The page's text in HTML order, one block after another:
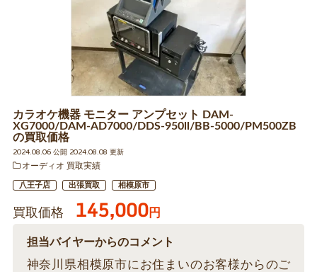
カラオケ機器 モニター アンプセット DAM-
XG7000/DAM-AD7000/DDS-950ll/BB-5000/PM500ZB
の買取価格
2024.08.06 公開 2024.08.08 更新
オーディオ 買取実績
八王子店 出張買取 相模原市
買取価格 145,000円
担当バイヤーからのコメント
神奈川県相模原市にお住まいのお客様からのご